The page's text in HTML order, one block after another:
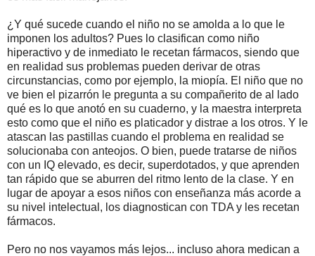
¿Y qué sucede cuando el niño no se amolda a lo que le
imponen los adultos? Pues lo clasifican como niño
hiperactivo y de inmediato le recetan fármacos, siendo que
en realidad sus problemas pueden derivar de otras
circunstancias, como por ejemplo, la miopía. El niño que no
ve bien el pizarrón le pregunta a su compañerito de al lado
qué es lo que anotó en su cuaderno, y la maestra interpreta
esto como que el niño es platicador y distrae a los otros. Y le
atascan las pastillas cuando el problema en realidad se
solucionaba con anteojos. O bien, puede tratarse de niños
con un IQ elevado, es decir, superdotados, y que aprenden
tan rápido que se aburren del ritmo lento de la clase. Y en
lugar de apoyar a esos niños con enseñanza más acorde a
su nivel intelectual, los diagnostican con TDA y les recetan
fármacos.
Pero no nos vayamos más lejos... incluso ahora medican a